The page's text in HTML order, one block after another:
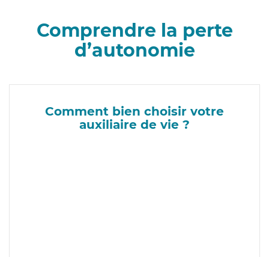
Comprendre la perte
d’autonomie
Comment bien choisir votre
auxiliaire de vie ?